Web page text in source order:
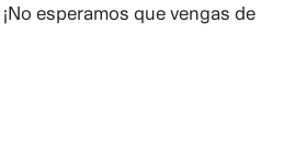
esperamos que vengas de